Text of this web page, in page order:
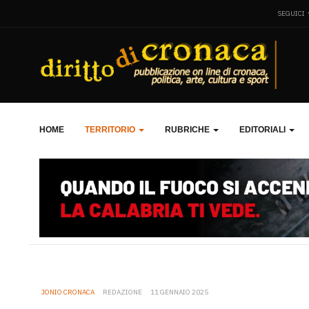
SEGUICI
HOME TERRITORIO RUBRICHE EDITORIALI
JONIO CRONACA REDAZIONE 11 GENNAIO 2025